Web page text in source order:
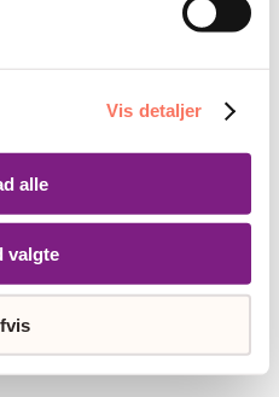
Vis detaljer
alle
valgte